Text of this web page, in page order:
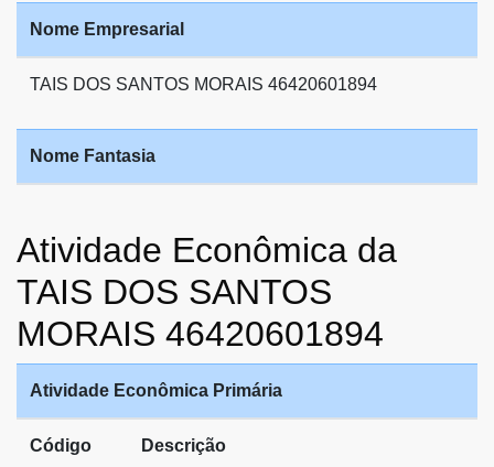
Nome Empresarial
TAIS DOS SANTOS MORAIS 46420601894
Nome Fantasia
Atividade Econômica da
TAIS DOS SANTOS
MORAIS 46420601894
Atividade Econômica Primária
Código Descrição